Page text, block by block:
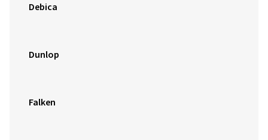
Debica
Dunlop
Falken